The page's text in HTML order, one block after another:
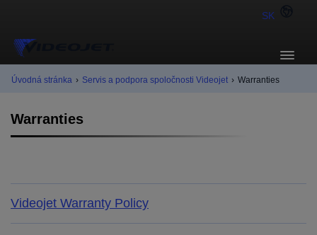
SK
Úvodná stránka › Servis a podpora spoločnosti Videojet › Warranties
Warranties
Videojet Warranty Policy